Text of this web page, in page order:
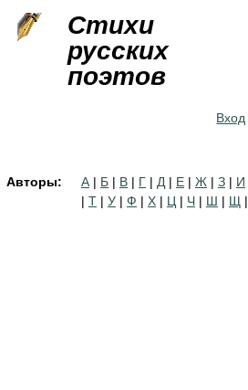
Стихи
русских
поэтов
Вход
Авторы: А | Б | В | Г | Д | Е | Ж | З | И
| Т | У | Ф | Х | Ц | Ч | Ш | Щ |